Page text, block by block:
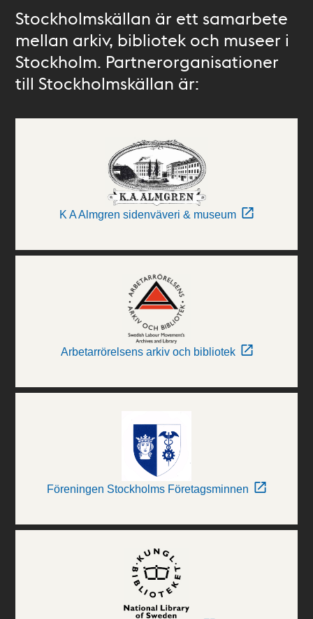
Stockholmskällan är ett samarbete
mellan arkiv, bibliotek och museer i
Stockholm. Partnerorganisationer
till Stockholmskällan är:
K A Almgren sidenväveri & museum
Arbetarrörelsens arkiv och bibliotek
Föreningen Stockholms Företagsminnen